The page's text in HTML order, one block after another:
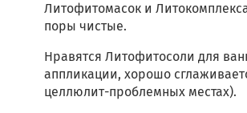
Литофитомасок и
поры чистые.
Нравятся Литофитосоли для
аппликации, хорошо
целлюлит-проблемных местах).